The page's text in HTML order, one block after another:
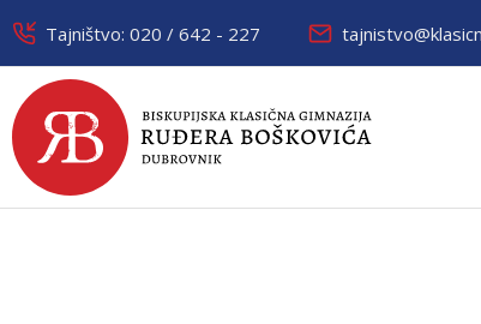
Tajništvo: 020 / 642 - 227